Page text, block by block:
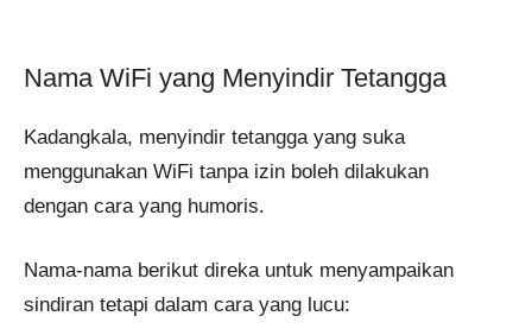
Nama WiFi yang Menyindir Tetangga
Kadangkala, menyindir tetangga yang suka
menggunakan WiFi tanpa izin boleh dilakukan
dengan cara yang humoris.
Nama-nama berikut direka untuk menyampaikan
sindiran tetapi dalam cara yang lucu: